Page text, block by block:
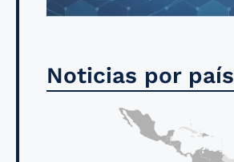
Noticias por país